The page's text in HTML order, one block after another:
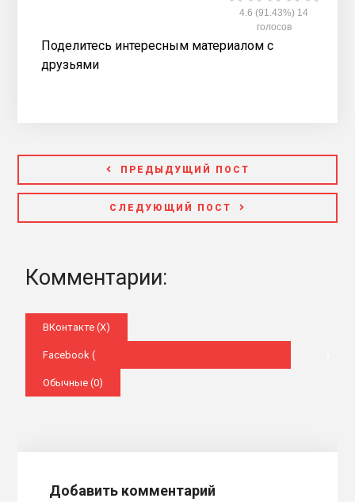
4.6 (91.43%) 14
голосов
Поделитесь интересным материалом с
друзьями
ПРЕДЫДУЩИЙ ПОСТ
СЛЕДУЮЩИЙ ПОСТ
Комментарии:
ВКонтакте (X)
Facebook (
Обычные (0)
Добавить комментарий